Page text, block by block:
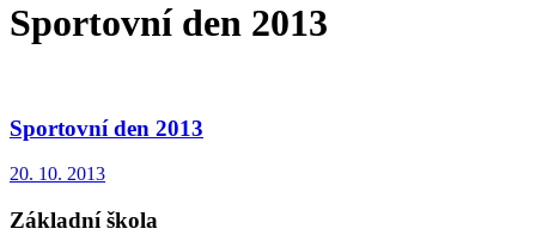
Sportovní den 2013
Sportovní den 2013
20. 10. 2013
Základní škola